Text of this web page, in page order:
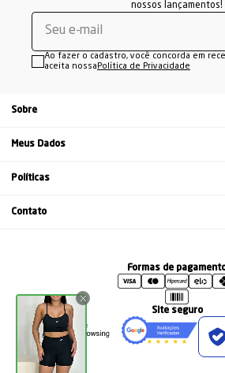
nossos lançamentos!
Ao fazer o cadastro, você concorda em
aceita nossa Política de Privacidade
Sobre
Meus Dados
Políticas
Contato
Formas de
Site seguro